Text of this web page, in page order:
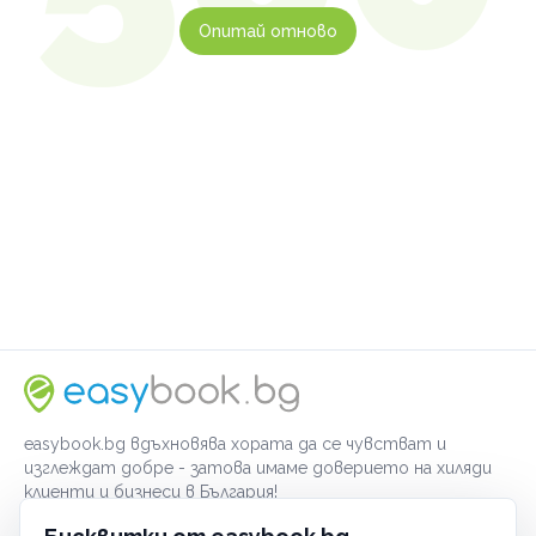
Опитай отново
easybook.bg вдъхновява хората да се чувстват и
изглеждат добре - затова имаме доверието на хиляди
клиенти и бизнеси в България!